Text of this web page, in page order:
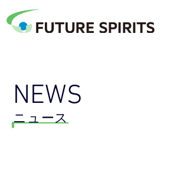
NEWS
ニュース